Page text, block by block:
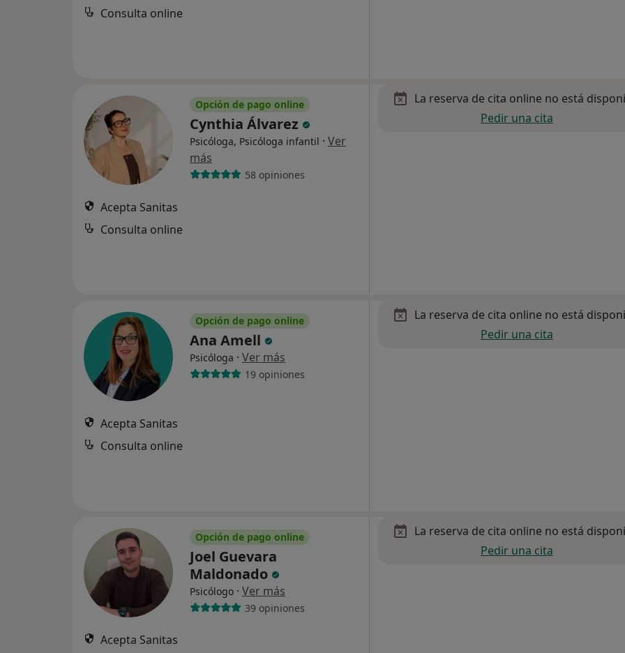
Consulta online
Opción de pago online
Cynthia Álvarez
Psicóloga, Psicóloga infantil · Ver
más
58 opiniones
Acepta Sanitas
Consulta online
La reserva de cita online no está
Pedir una cita
Opción de pago online
Ana Amell
Psicóloga · Ver más
19 opiniones
Acepta Sanitas
Consulta online
La reserva de cita online no está
Pedir una cita
Opción de pago online
Joel Guevara
Maldonado
Psicólogo · Ver más
39 opiniones
Acepta Sanitas
La reserva de cita online no está
Pedir una cita